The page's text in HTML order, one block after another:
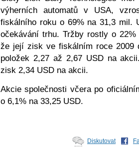
výherních automatů v USA,
fiskálního roku o 69% na 31,3 mil.
očekávání trhu. Tržby rostly o
že její zisk ve fiskálním roce 2009
položek 2,27 až 2,67 USD na
zisk 2,34 USD na akcii.
Akcie společnosti včera po
o 6,1% na 33,25 USD.
Diskutovat